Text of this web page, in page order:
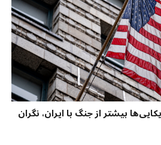
بیشتر از جنگ با ایران، نگران